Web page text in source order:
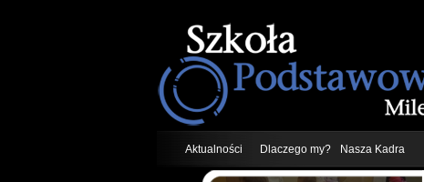
Aktualności Dlaczego my? Nasza Kadra